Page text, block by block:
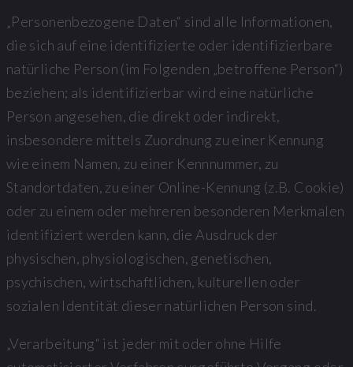
„Personenbezogene Daten“ sind alle Informationen,
die sich auf eine identifizierte oder identifizierbare
natürliche Person (im Folgenden „betroffene Person“)
beziehen; als identifizierbar wird eine natürliche
Person angesehen, die direkt oder indirekt,
insbesondere mittels Zuordnung zu einer Kennung
wie einem Namen, zu einer Kennnummer, zu
Standortdaten, zu einer Online-Kennung (z.B. Cookie)
oder zu einem oder mehreren besonderen Merkmalen
identifiziert werden kann, die Ausdruck der
physischen, physiologischen, genetischen,
psychischen, wirtschaftlichen, kulturellen oder
sozialen Identität dieser natürlichen Person sind.
„Verarbeitung“ ist jeder mit oder ohne Hilfe